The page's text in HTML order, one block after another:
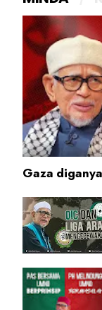
Gaza